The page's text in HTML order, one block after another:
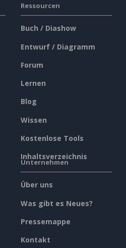
Ressourcen
Buch / Diashow
Entwurf / Diagramm
Forum
Lernen
Blog
Wissen
Kostenlose Tools
Inhaltsverzeichnis
Unternehmen
Über uns
Was gibt es Neues?
Pressemappe
Kontakt